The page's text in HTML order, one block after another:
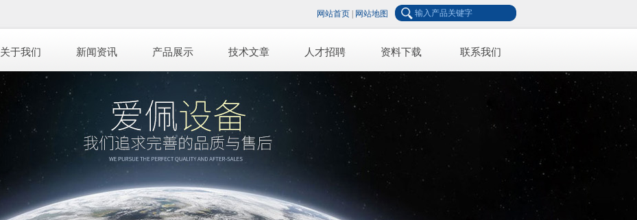
网站首页 网站地图
关于我们 新闻资讯 产品展示 技术文章 人才招聘 资料下载 联系我们